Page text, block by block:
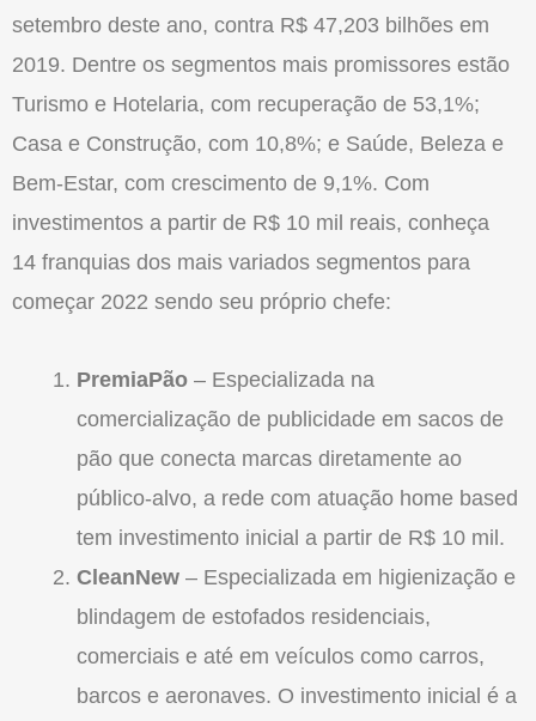
setembro deste ano, contra R$ 47,203 bilhões em
2019. Dentre os segmentos mais promissores estão
Turismo e Hotelaria, com recuperação de 53,1%;
Casa e Construção, com 10,8%; e Saúde, Beleza e
Bem-Estar, com crescimento de 9,1%. Com
investimentos a partir de R$ 10 mil reais, conheça
14 franquias dos mais variados segmentos para
começar 2022 sendo seu próprio chefe:
PremiaPão – Especializada na
comercialização de publicidade em sacos de
pão que conecta marcas diretamente ao
público-alvo, a rede com atuação home based
tem investimento inicial a partir de R$ 10 mil.
CleanNew – Especializada em higienização e
blindagem de estofados residenciais,
comerciais e até em veículos como carros,
barcos e aeronaves. O investimento inicial é a